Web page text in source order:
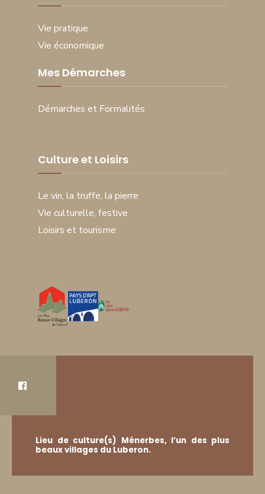
Vie pratique
Vie économique
Mes Démarches
Démarches et Formalités
Culture et Loisirs
Le vin, la truffe, la pierre
Vie culturelle, festive
Loisirs et tourisme
Lieu de culture(s) Ménerbes, l’un des plus
beaux villages du Luberon.